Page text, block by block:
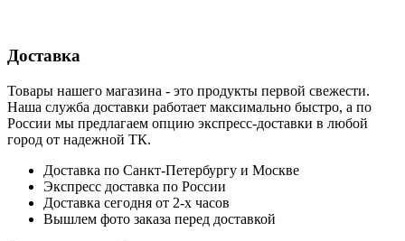
Доставка
Товары нашего магазина - это продукты первой свежести.
Наша служба доставки работает максимально быстро, а по
России мы предлагаем опцию экспресс-доставки в любой
город от надежной ТК.
Доставка по Санкт-Петербургу и Москве
Экспресс доставка по России
Доставка сегодня от 2-х часов
Вышлем фото заказа перед доставкой